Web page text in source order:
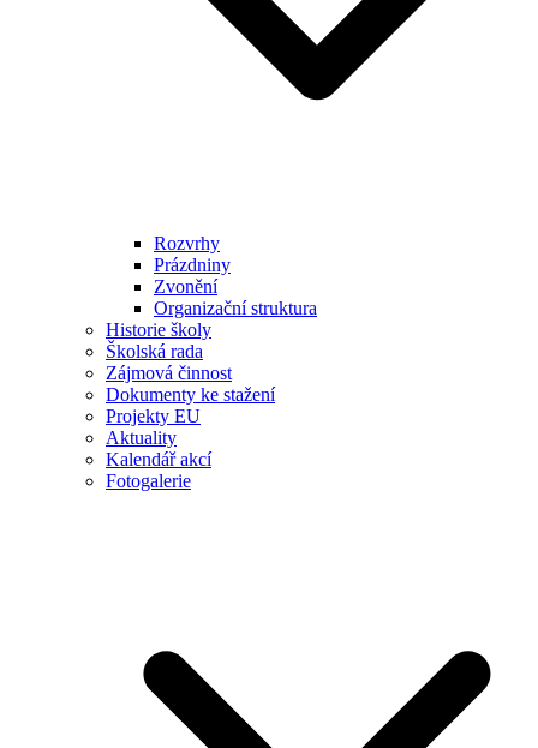
Rozvrhy
Prázdniny
Zvonění
Organizační struktura
Historie školy
Školská rada
Zájmová činnost
Dokumenty ke stažení
Projekty EU
Aktuality
Kalendář akcí
Fotogalerie